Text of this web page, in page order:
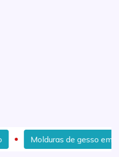
Molduras de gesso em